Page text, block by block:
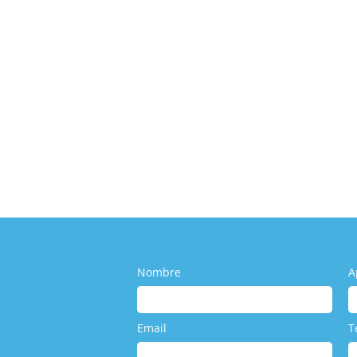
Nombre
Email